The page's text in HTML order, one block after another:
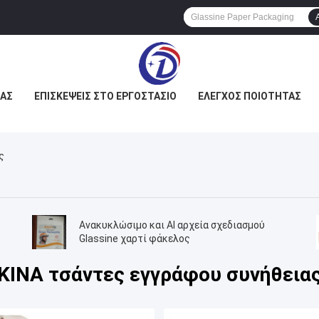
ΕΠΙΣΚΈΨΕΙΣ ΣΤΟ ΕΡΓΟΣΤΆΣΙΟ ΈΛΕΓΧΟΣ ΠΟΙΌΤΗΤΑΣ
Ανακυκλώσιμο και AI αρχεία σχεδιασμού
Glassine χαρτί φάκελος
τσάντες εγγράφου